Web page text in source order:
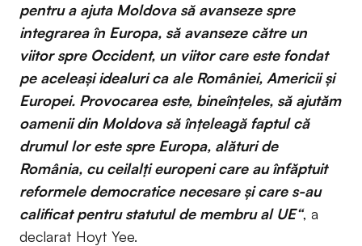
pentru a ajuta Moldova să avanseze spre
integrarea în Europa, să avanseze către un
viitor spre Occident, un viitor care este fondat
pe aceleași idealuri ca ale României, Americii și
Europei. Provocarea este, bineînțeles, să ajutăm
oamenii din Moldova să înțeleagă faptul că
drumul lor este spre Europa, alături de
România, cu ceilalți europeni care au înfăptuit
reformele democratice necesare și care s-au
calificat pentru statutul de membru al UE“, a
declarat Hoyt Yee.